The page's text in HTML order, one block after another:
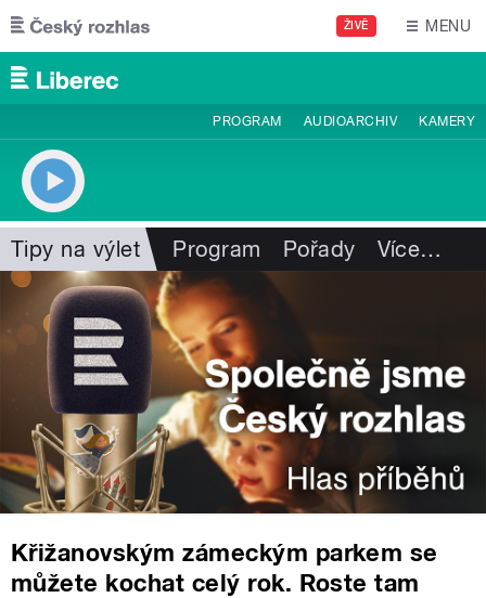
Přejít k hlavnímu obsahu
ŽIVĚ MENU
PROGRAM AUDIOARCHIV KAMERY
Tipy na výlet Program Pořady Více…
Křižanovským zámeckým parkem se
můžete kochat celý rok. Roste tam